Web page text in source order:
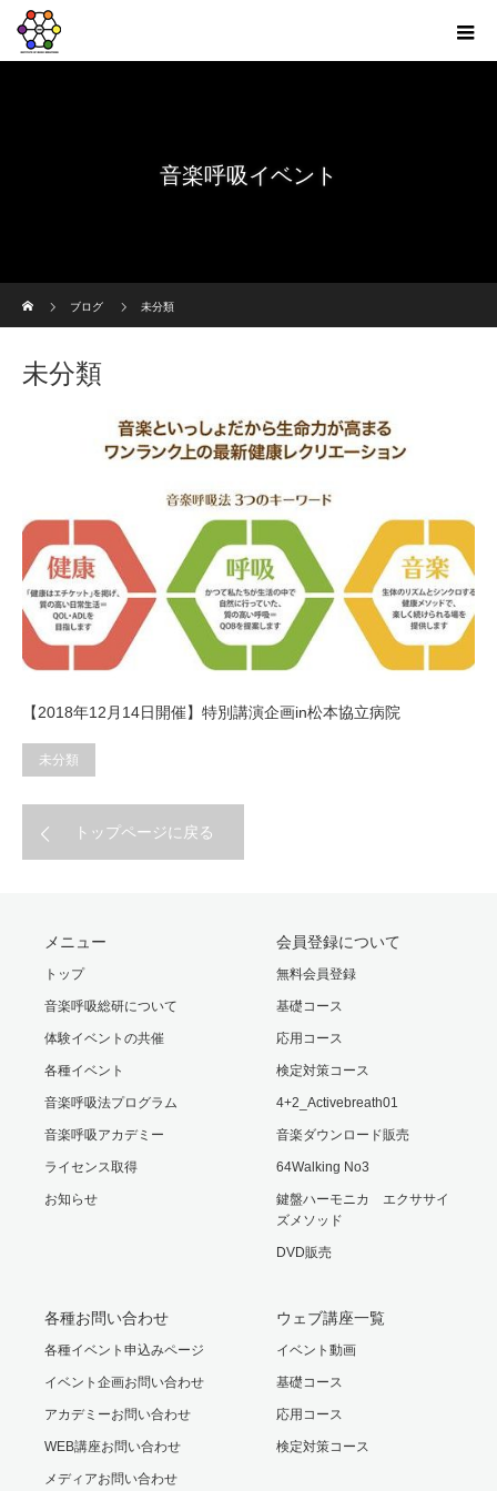
音楽呼吸イベント
ブログ
未分類
未分類
【2018年12月14日開催】特別講演企画in松本協立病院
未分類
トップページに戻る
メニュー
トップ
音楽呼吸総研について
体験イベントの共催
各種イベント
音楽呼吸法プログラム
音楽呼吸アカデミー
ライセンス取得
お知らせ
会員登録について
無料会員登録
基礎コース
応用コース
検定対策コース
4+2_Activebreath01
音楽ダウンロード販売
64Walking No3
鍵盤ハーモニカ エクササイ
ズメソッド
DVD販売
各種お問い合わせ
各種イベント申込みページ
イベント企画お問い合わせ
アカデミーお問い合わせ
WEB講座お問い合わせ
メディアお問い合わせ
ウェブ講座一覧
イベント動画
基礎コース
応用コース
検定対策コース